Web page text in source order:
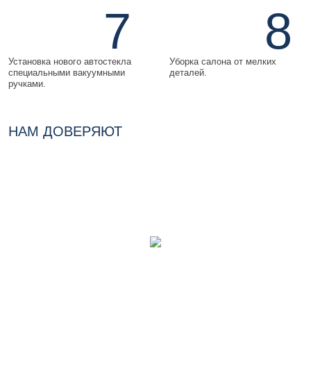
7
Установка нового автостекла
специальными вакуумными
ручками.
8
Уборка салона от мелких
деталей.
НАМ ДОВЕРЯЮТ